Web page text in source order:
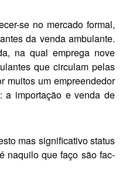
se no mercado formal,
da venda ambulante.
na qual emprega nove
que circulam pe­las
muitos um empreendedor
a importação e venda de
mas significativo status
naquilo que faço são fac­